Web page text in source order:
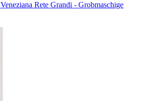
Veneziana Rete Grandi - Grobmaschige